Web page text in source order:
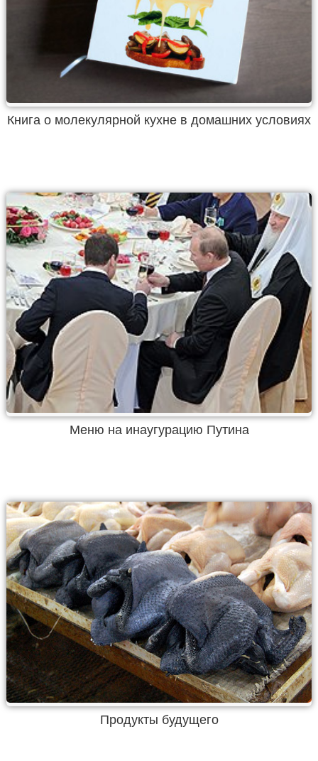
Книга о молекулярной кухне в домашних условиях
Меню на инаугурацию Путина
Продукты будущего